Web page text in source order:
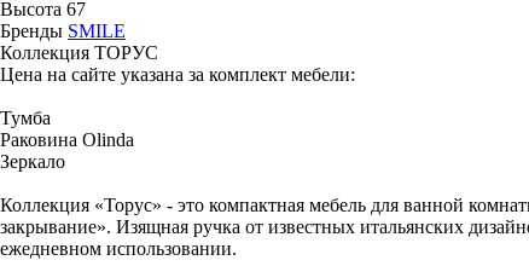
Высота 67
Бренды SMILE
Коллекция ТОРУС
Цена на сайте указана за комплект мебели:
Тумба
Раковина Olinda
Зеркало
Коллекция «Торус» - это компактная мебель для ванной
закрывание». Изящная ручка от известных итальянских
ежедневном использовании.